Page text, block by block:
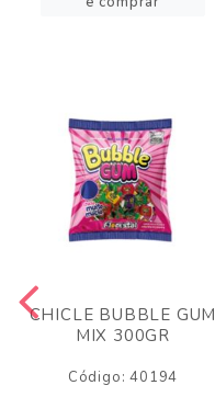
CHICLE BUBBLE GUM
MIX 300GR
Código: 40194